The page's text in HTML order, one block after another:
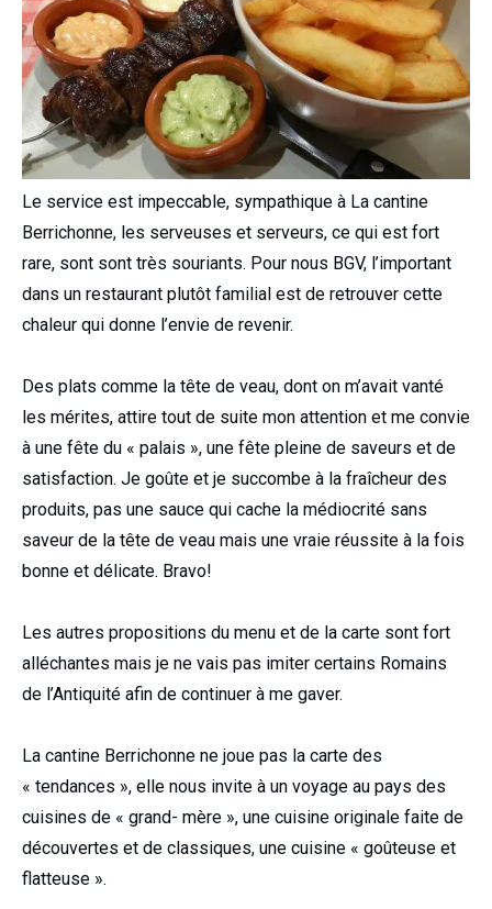
Le service est impeccable, sympathique à La cantine
Berrichonne, les serveuses et serveurs, ce qui est fort
rare, sont sont très souriants. Pour nous BGV, l’important
dans un restaurant plutôt familial est de retrouver cette
chaleur qui donne l’envie de revenir.
Des plats comme la tête de veau, dont on m’avait vanté
les mérites, attire tout de suite mon attention et me convie
à une fête du « palais », une fête pleine de saveurs et de
satisfaction. Je goûte et je succombe à la fraîcheur des
produits, pas une sauce qui cache la médiocrité sans
saveur de la tête de veau mais une vraie réussite à la fois
bonne et délicate. Bravo!
Les autres propositions du menu et de la carte sont fort
alléchantes mais je ne vais pas imiter certains Romains
de l’Antiquité afin de continuer à me gaver.
La cantine Berrichonne ne joue pas la carte des
« tendances », elle nous invite à un voyage au pays des
cuisines de « grand- mère », une cuisine originale faite de
découvertes et de classiques, une cuisine « goûteuse et
flatteuse ».